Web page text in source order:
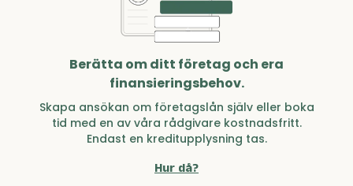
Berätta om ditt företag och era
finansieringsbehov.
Skapa ansökan om företagslån själv eller boka
tid med en av våra rådgivare kostnadsfritt.
Endast en kreditupplysning tas.
Hur då?